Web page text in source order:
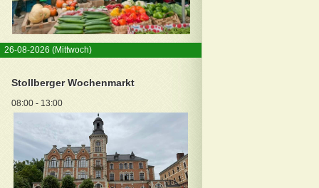
26-08-2026 (Mittwoch)
Stollberger Wochenmarkt
08:00 - 13:00